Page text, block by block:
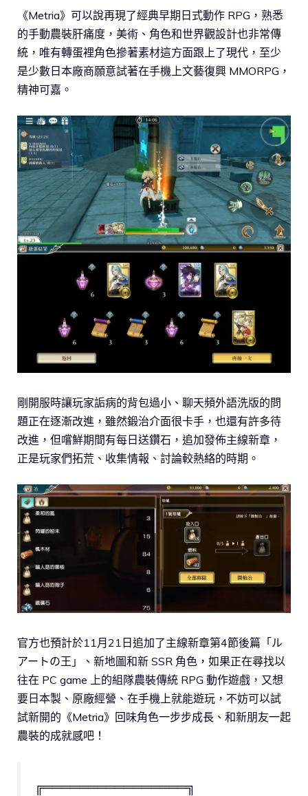
《Metria》可以說再現了經典早期日式動作 RPG，熟悉
的手動農裝肝痛度，美術、角色和世界觀設計也非常傳
統，唯有轉蛋裡角色摻著素材這方面跟上了現代，至少
是少數日本廠商願意試著在手機上文藝復興 MMORPG，
精神可嘉。
剛開服時讓玩家詬病的背包過小、聊天頻外語洗版的問
題正在逐漸改進，雖然鍛治介面很卡手，也還有許多待
改進，但嚐鮮期間有每日送鑽石，追加發佈主線新章，
正是玩家們拓荒、收集情報、討論較熱絡的時期。
官方也預計於11月21日追加了主線新章第4節後篇「ル
アートの王」、新地圖和新 SSR 角色，如果正在尋找以
往在 PC game 上的組隊農裝傳統 RPG 動作遊戲，又想
要日本製、原廠經營、在手機上就能遊玩，不妨可以試
試新開的《Metria》回味角色一步步成長、和新朋友一起
農裝的成就感吧！
╔════════════════╗